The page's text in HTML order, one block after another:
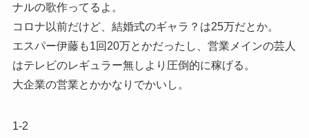
ナルの歌作ってるよ。
コロナ以前だけど、結婚式のギャラ？は25万だとか。
エスパー伊藤も1回20万とかだったし、営業メインの芸人
はテレビのレギュラー無しより圧倒的に稼げる。
大企業の営業とかかなりでかいし。
1-2